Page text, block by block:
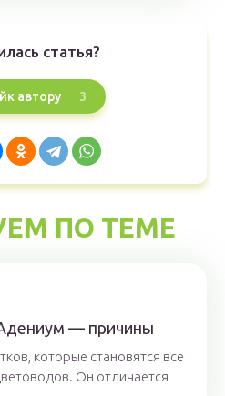
статья?
автору 3
ПО ТЕМЕ
— причины
которые становятся все
Он отличается